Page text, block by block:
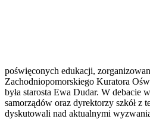
poświęconych edukacji,
Zachodniopomorskiego Kuratora
była starosta Ewa Dudar. W debacie
samorządów oraz dyrektorzy szkół z
dyskutowali nad aktualnymi